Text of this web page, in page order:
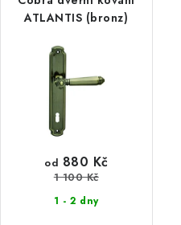
ATLANTIS (bronz)
1 - 2 dny
od 880 Kč
1 100 Kč